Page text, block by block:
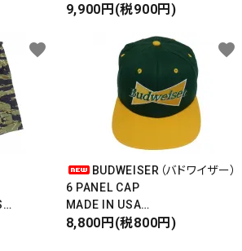
カーゴショートパンツ
タイガーカモ
9,900円(税900円)
favorite
BUDWEISER（バドワイザー）
6 PANEL CAP
MADE IN USA
Front Design
8,800円(税800円)
favorite